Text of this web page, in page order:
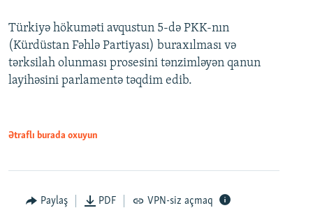
Auto 240p 360p 480p
720p 1080p
360p
480p
Türkiyə hökuməti avqustun 5-də PKK-nın
(Kürdüstan Fəhlə Partiyası) buraxılması və
tərksilah olunması prosesini tənzimləyən qanun
layihəsini parlamentə təqdim edib.
Ətraflı burada oxuyun
Paylaş PDF VPN-siz açmaq